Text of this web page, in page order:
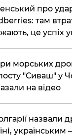
про
там
це успіх
морських
"Сиваш" у
на відео
назвали
українським